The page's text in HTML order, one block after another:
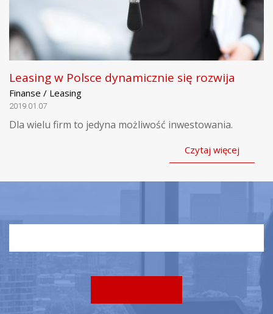
Leasing w Polsce dynamicznie się rozwija
Finanse / Leasing
2019.01.07
Dla wielu firm to jedyna możliwość inwestowania.
Czytaj więcej